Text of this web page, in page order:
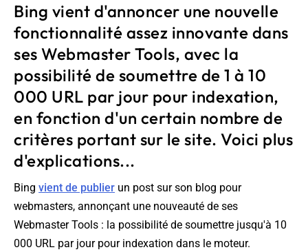
Bing vient d'annoncer une nouvelle
fonctionnalité assez innovante dans
ses Webmaster Tools, avec la
possibilité de soumettre de 1 à 10
000 URL par jour pour indexation,
en fonction d'un certain nombre de
critères portant sur le site. Voici plus
d'explications...
Bing vient de publier un post sur son blog pour
webmasters, annonçant une nouveauté de ses
Webmaster Tools : la possibilité de soumettre jusqu'à 10
000 URL par jour pour indexation dans le moteur.